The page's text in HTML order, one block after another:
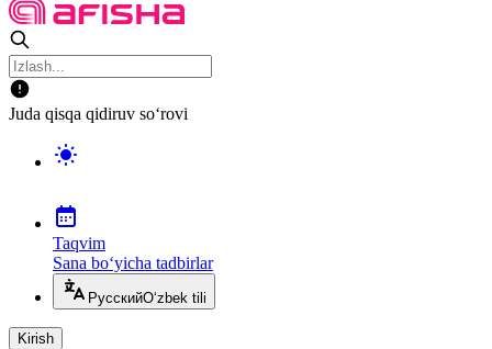
Juda qisqa qidiruv so‘rovi
Taqvim
Sana bo‘yicha tadbirlar
РусскийO‘zbek tili
Kirish